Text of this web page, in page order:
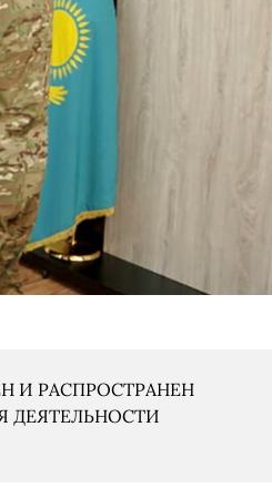
И РАСПРОСТРАНЕН
ДЕЯТЕЛЬНОСТИ